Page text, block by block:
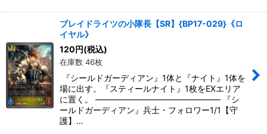
ブレイドライツの小隊長【SR】{BP17-029}《ロ
イヤル》
120円(税込)
在庫数 46枚
『シールドガーディアン』1体と『ナイト』1体を
場に出す。『スティールナイト』1枚をEXエリア
に置く。 ――――――――――――――― 『シ
ールドガーディアン』兵士・フォロワー1/1【守
護】…